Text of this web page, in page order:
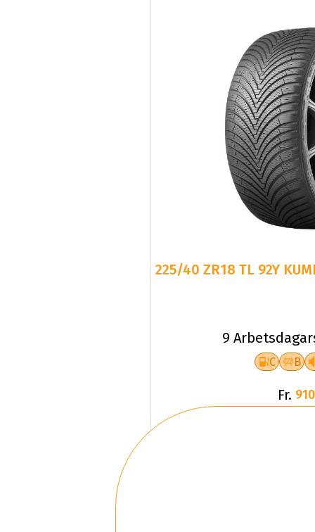
225/40 ZR18 TL 92Y
9
C B
Fr.